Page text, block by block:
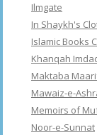
Ilmgate
In Shaykh's
Islamic Books
Khanqah
Maktaba
Mawaiz-e-
Memoirs of
Noor-e-Sunnat